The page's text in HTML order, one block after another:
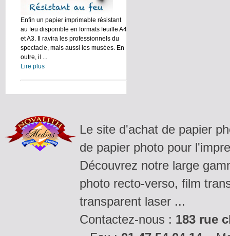
Enfin un papier imprimable résistant
au feu disponible en formats feuille A4
et A3. Il ravira les professionnels du
spectacle, mais aussi les musées. En
outre, il ...
Lire plus
Le site d'achat de papier
de papier photo pour
Découvrez notre large
photo recto-verso, film
transparent laser ...
Contactez-nous : 183 rue